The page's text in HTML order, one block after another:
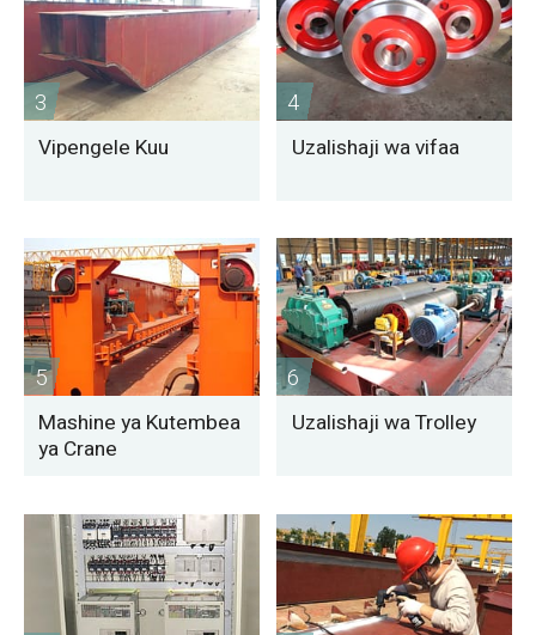
3
Vipengele Kuu
4
Uzalishaji wa vifaa
5
Mashine ya Kutembea
ya Crane
6
Uzalishaji wa Trolley